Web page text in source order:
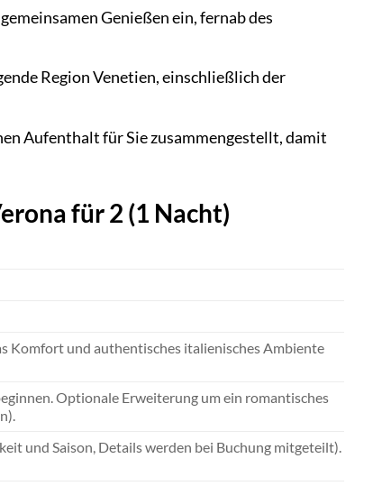
Genießen ein, fernab des
Region Venetien, einschließlich der
Aufenthalt für Sie zusammengestellt, damit
für 2 (1 Nacht)
Komfort und authentisches italienisches Ambiente
Optionale Erweiterung um ein romantisches
und Saison, Details werden bei Buchung mitgeteilt).